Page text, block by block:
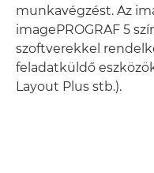
munkavégzést. Az
imagePROGRAF 5
szoftverekkel
feladatküldő
Layout Plus stb.).